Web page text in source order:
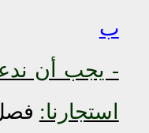
ب
- يجب أن
استجارنا: